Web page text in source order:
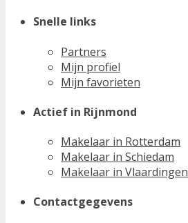
Snelle links
Partners
Mijn profiel
Mijn favorieten
Actief in Rijnmond
Makelaar in Rotterdam
Makelaar in Schiedam
Makelaar in Vlaardingen
Contactgegevens